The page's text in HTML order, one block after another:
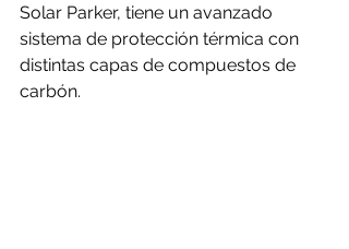
Solar Parker, tiene un avanzado
sistema de protección térmica con
distintas capas de compuestos de
carbón.